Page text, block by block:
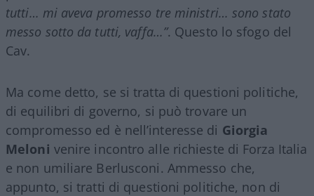
tutti… mi aveva promesso tre ministri… sono stato
messo sotto da tutti, vaffa…”. Questo lo sfogo del
Cav.
Ma come detto, se si tratta di questioni politiche,
di equilibri di governo, si può trovare un
compromesso ed è nell’interesse di Giorgia
Meloni venire incontro alle richieste di Forza Italia
e non umiliare Berlusconi. Ammesso che,
appunto, si tratti di questioni politiche, non di